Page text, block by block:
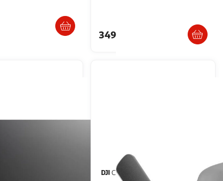
de
349,51€
DJICasque Goggles 3